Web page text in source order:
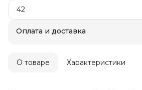
42
Оплата и доставка
Оплата после примерки
О товаре Характеристики